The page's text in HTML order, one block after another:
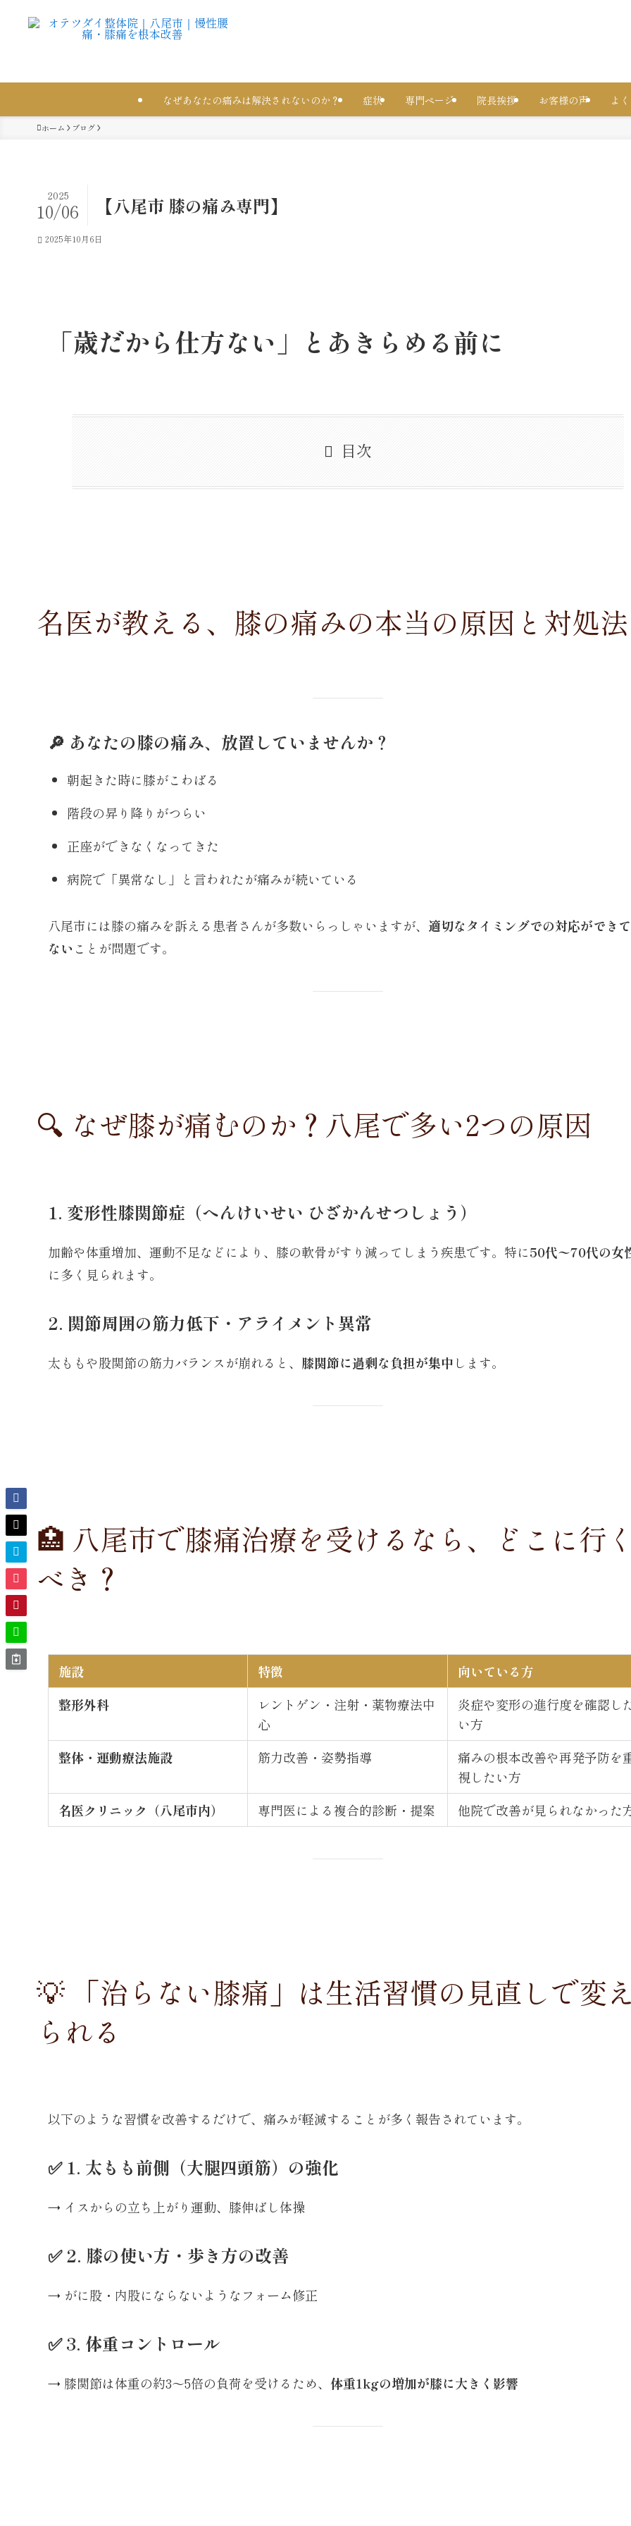
なぜあなたの痛みは解決されないのか？ 症状 専門ページ 院長挨拶 お客様の声 よ
ホーム ブログ
【八尾市 膝の痛み専門】
2025
10/06
2025年10月6日
「歳だから仕方ない」とあきらめる前に
目次
名医が教える、膝の痛みの本当の原因と対処法
🔎 あなたの膝の痛み、放置していませんか？
朝起きた時に膝がこわばる
階段の昇り降りがつらい
正座ができなくなってきた
病院で「異常なし」と言われたが痛みが続いている
八尾市には膝の痛みを訴える患者さんが多数いらっしゃいますが、 適切なタイミングでの対応ができ
ないことが問題です。
🔍 なぜ膝が痛むのか？八尾で多い2つの原因
1. 変形性膝関節症（へんけいせい ひざかんせつしょう）
加齢や体重増加、運動不足などにより、膝の軟骨がすり減ってしまう疾患です。特に50代〜70代の女
に多く見られます。
2. 関節周囲の筋力低下・アライメント異常
太ももや股関節の筋力バランスが崩れると、 膝関節に過剰な負担が集中します。
🏥 八尾市で膝痛治療を受けるなら、どこに行
べき？
施設 特徴
向いている方
整形外科
レントゲン・注射・薬物療法中
心
炎症や変形の進行度を確認し
い方
整体・運動療法施設
筋力改善・姿勢指導
痛みの根本改善や再発予防を
視したい方
名医クリニック（八尾市内）
専門医による複合的診断・提案 他院で改善が見られなかった
💡 「治らない膝痛」は生活習慣の見直しで変
られる
以下のような習慣を改善するだけで、痛みが軽減することが多く報告されています。
✅ 1. 太もも前側（大腿四頭筋）の強化
→ イスからの立ち上がり運動、膝伸ばし体操
✅ 2. 膝の使い方・歩き方の改善
→ がに股・内股にならないようなフォーム修正
✅ 3. 体重コントロール
→ 膝関節は体重の約3〜5倍の負荷を受けるため、 体重1kgの増加が膝に大きく影響